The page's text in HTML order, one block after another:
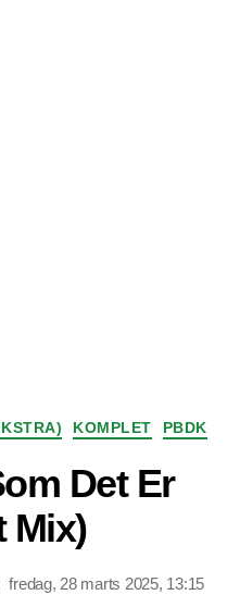
KOMPLET PBDK
Det Er
Mix)
fredag, 28 marts 2025, 13:15